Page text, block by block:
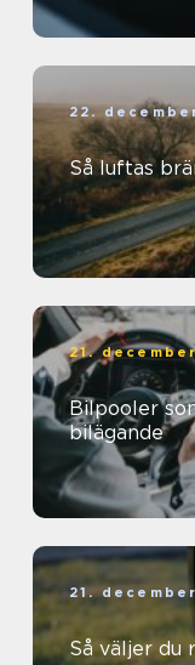
22.
Så luftas
21.
Bilpooler
bilägande
21.
Så väljer du